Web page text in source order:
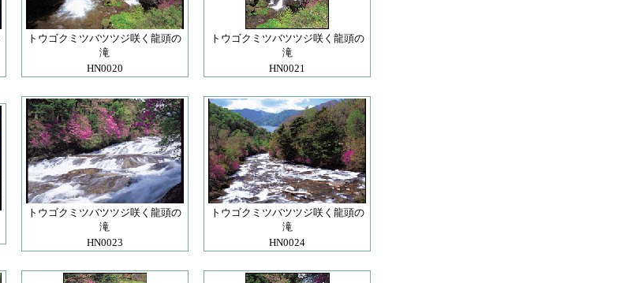
トウゴクミツバツツジ咲く龍頭の
滝
HN0020
トウゴクミツバツツジ咲く龍頭の
滝
HN0021
トウゴクミツバツツジ咲く龍頭の
滝
HN0023
トウゴクミツバツツジ咲く龍頭の
滝
HN0024